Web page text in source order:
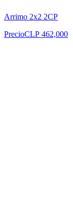
Arrimo 2x2 2CP
PrecioCLP 462,000